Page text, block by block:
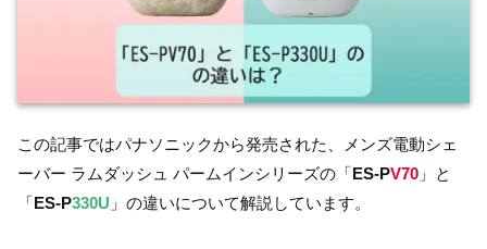
この記事ではパナソニックから発売された、メンズ電動シェ
ーバー ラムダッシュ パームインシリーズの「ES-PV70 」と
「ES-P330U 」の違いについて解説しています。